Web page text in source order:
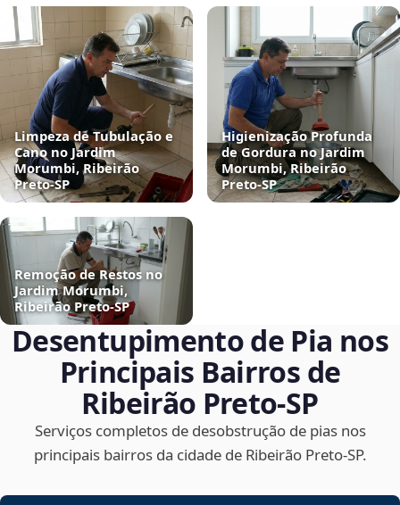
Limpeza de Tubulação e
Cano no Jardim
Morumbi, Ribeirão
Preto‑SP
Higienização Profunda
de Gordura no Jardim
Morumbi, Ribeirão
Preto‑SP
Remoção de Restos no
Jardim Morumbi,
Ribeirão Preto‑SP
Desentupimento de Pia nos
Principais Bairros de
Ribeirão Preto‑SP
Serviços completos de desobstrução de pias nos
principais bairros da cidade de Ribeirão Preto‑SP.